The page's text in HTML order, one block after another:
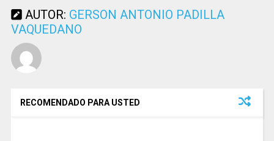
AUTOR: GERSON ANTONIO PADILLA
VAQUEDANO
RECOMENDADO PARA USTED